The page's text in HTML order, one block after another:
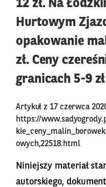
12 zł. Na
Hurtowym
opakowanie
zł. Ceny
granicach 5-9
Artykuł z 17 czerwca
https://
owych,22518.html
Niniejszy materiał
autorskiego,